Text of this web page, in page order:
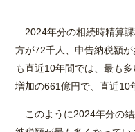
2024年分の相続時精算
方が72千人、申告納税額
も直近10年間では、最も
増加の661億円で、直近10
このように2024年分の